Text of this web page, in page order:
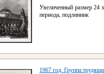
Увеличенный размер 24
периода, подлинник
1967 год. Группа